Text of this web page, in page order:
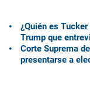
¿Quién es
Trump que
Corte Suprema
presentarse a